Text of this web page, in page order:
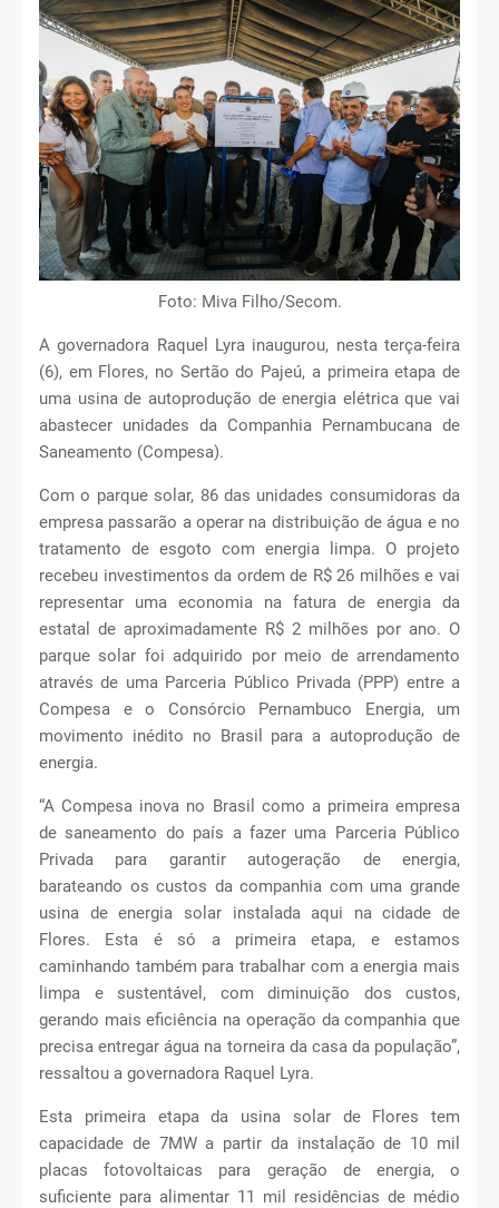
Foto: Miva Filho/Secom.
A governadora Raquel Lyra inaugurou, nesta terça-feira
(6), em Flores, no Sertão do Pajeú, a primeira etapa de
uma usina de autoprodução de energia elétrica que vai
abastecer unidades da Companhia Pernambucana de
Saneamento (Compesa).
Com o parque solar, 86 das unidades consumidoras da
empresa passarão a operar na distribuição de água e no
tratamento de esgoto com energia limpa. O projeto
recebeu investimentos da ordem de R$ 26 milhões e vai
representar uma economia na fatura de energia da
estatal de aproximadamente R$ 2 milhões por ano. O
parque solar foi adquirido por meio de arrendamento
através de uma Parceria Público Privada (PPP) entre a
Compesa e o Consórcio Pernambuco Energia, um
movimento inédito no Brasil para a autoprodução de
energia.
“A Compesa inova no Brasil como a primeira empresa
de saneamento do país a fazer uma Parceria Público
Privada para garantir autogeração de energia,
barateando os custos da companhia com uma grande
usina de energia solar instalada aqui na cidade de
Flores. Esta é só a primeira etapa, e estamos
caminhando também para trabalhar com a energia mais
limpa e sustentável, com diminuição dos custos,
gerando mais eficiência na operação da companhia que
precisa entregar água na torneira da casa da população”,
ressaltou a governadora Raquel Lyra.
Esta primeira etapa da usina solar de Flores tem
capacidade de 7MW a partir da instalação de 10 mil
placas fotovoltaicas para geração de energia, o
suficiente para alimentar 11 mil residências de médio